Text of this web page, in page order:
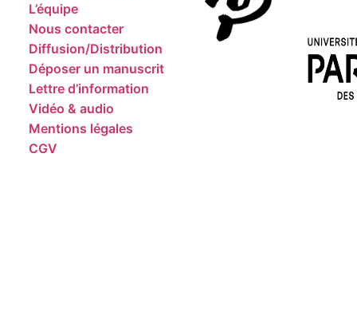
L’équipe
Nous contacter
Diffusion/Distribution
Déposer un manuscrit
Lettre d’information
Vidéo & audio
Mentions légales
CGV